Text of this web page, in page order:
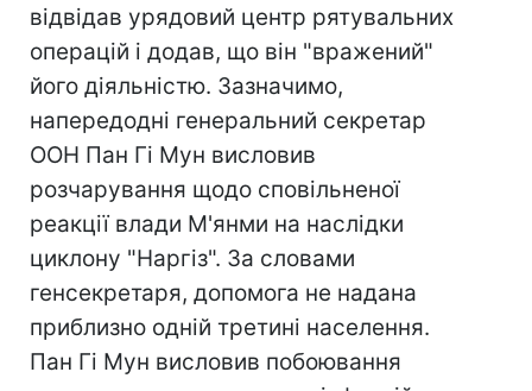
відвідав урядовий центр рятувальних
операцій і додав, що він "вражений"
його діяльністю. Зазначимо,
напередодні генеральний секретар
ООН Пан Гі Мун висловив
розчарування щодо сповільненої
реакції влади М'янми на наслідки
циклону "Наргіз". За словами
генсекретаря, допомога не надана
приблизно одній третині населення.
Пан Гі Мун виcловив побоювання